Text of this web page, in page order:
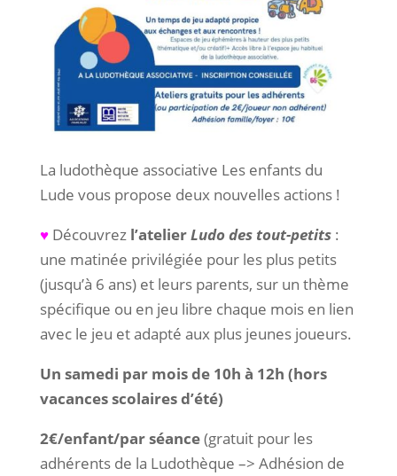
La ludothèque associative Les enfants du
Lude vous propose deux nouvelles actions !
♥Découvrez l’atelierLudo des tout-petits :
une matinée privilégiée pour les plus petits
(jusqu’à 6 ans) et leurs parents, sur un thème
spécifique ou en jeu libre chaque mois en lien
avec le jeu et adapté aux plus jeunes joueurs.
Un samedi par mois de 10h à 12h (hors
vacances scolaires d’été)
2€/enfant/par séance(gratuit pour les
adhérents de la Ludothèque –> Adhésion de